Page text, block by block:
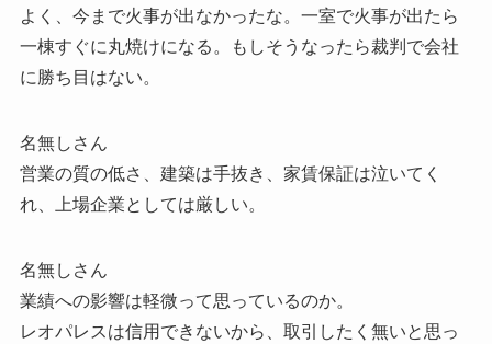
よく、今まで火事が出なかったな。一室で火事が出たら
一棟すぐに丸焼けになる。もしそうなったら裁判で会社
に勝ち目はない。
名無しさん
営業の質の低さ、建築は手抜き、家賃保証は泣いてく
れ、上場企業としては厳しい。
名無しさん
業績への影響は軽微って思っているのか。
レオパレスは信用できないから、取引したく無いと思っ